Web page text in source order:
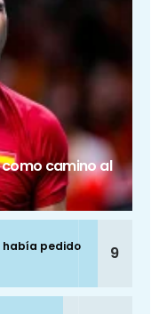
como camino al
había pedido
9